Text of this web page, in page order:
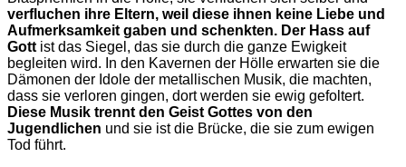
verfluchen ihre Eltern, weil diese ihnen keine Liebe und
Aufmerksamkeit gaben und schenkten. Der Hass auf
Gottist das Siegel, das sie durch die ganze Ewigkeit
begleiten wird. In den Kavernen der Hölle erwarten sie die
Dämonen der Idole der metallischen Musik, die machten,
dass sie verloren gingen, dort werden sie ewig gefoltert.
Diese Musik trennt den Geist Gottes von den
Jugendlichen und sie ist die Brücke, die sie zum ewigen
Tod führt.